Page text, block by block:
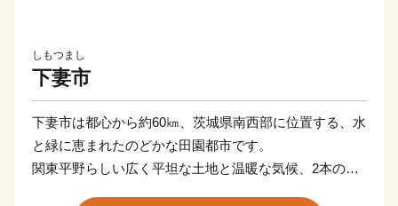
しもつまし
下妻市
下妻市は都心から約60㎞、茨城県南西部に位置する、水
と緑に恵まれたのどかな田園都市です。
関東平野らしい広く平坦な土地と温暖な気候、2本の一